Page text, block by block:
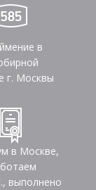
в
г. Москвы
в Москве,
выполнено